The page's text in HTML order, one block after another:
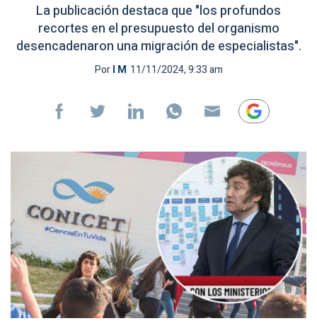
La publicación destaca que "los profundos
recortes en el presupuesto del organismo
desencadenaron una migración de especialistas".
PorI M 11/11/2024, 9:33 am